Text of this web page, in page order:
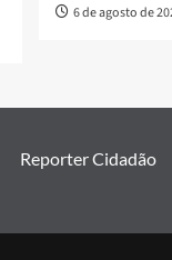
6 de agosto de
Reporter Cidadão